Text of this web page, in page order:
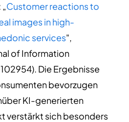
Customer reactions to
images in high-
services",
of Information
Die Ergebnisse
bevorzugen
KI-generierten
verstärkt sich besonders